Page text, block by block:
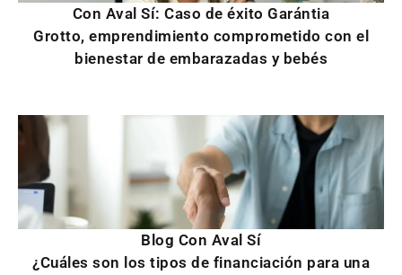
Con Aval Sí: Caso de éxito Garántia
Grotto, emprendimiento comprometido con el
bienestar de embarazadas y bebés
Blog Con Aval Sí
¿Cuáles son los tipos de financiación para una